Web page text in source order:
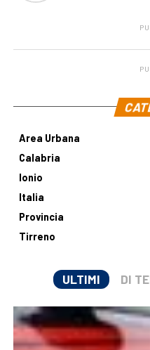
Area Urbana
Calabria
Ionio
Italia
Provincia
Tirreno
ULTIMI DI